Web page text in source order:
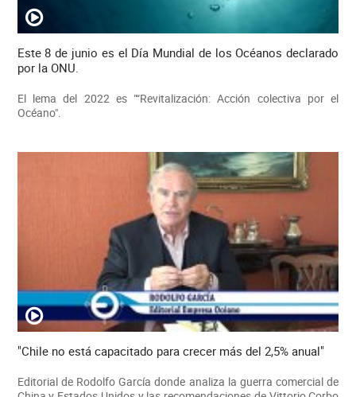
Este 8 de junio es el Día Mundial de los Océanos declarado
por la ONU.
El lema del 2022 es "“Revitalización: Acción colectiva por el
Océano".
"Chile no está capacitado para crecer más del 2,5% anual"
Editorial de Rodolfo García donde analiza la guerra comercial de